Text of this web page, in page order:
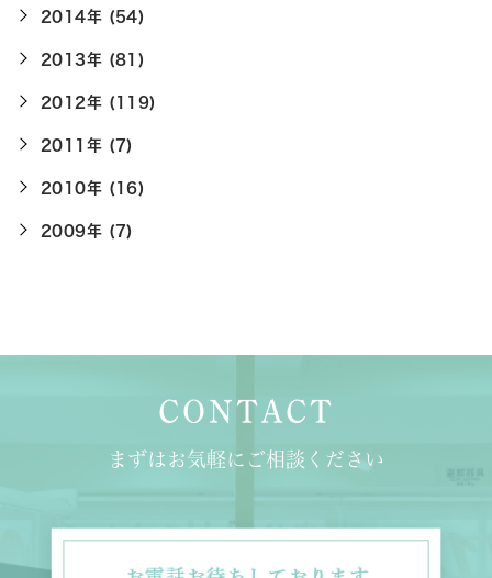
2014年 (54)
2013年 (81)
2012年 (119)
2011年 (7)
2010年 (16)
2009年 (7)
CONTACT
まずはお気軽にご相談ください